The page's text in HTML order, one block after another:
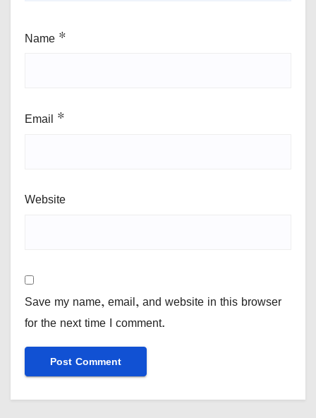
Name *
Email *
Website
Save my name, email, and website in this browser
for the next time I comment.